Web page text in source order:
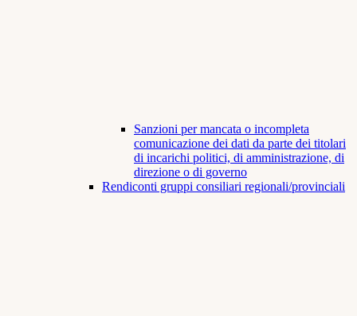
Sanzioni per mancata o incompleta
comunicazione dei dati da parte dei titolari
di incarichi politici, di amministrazione, di
direzione o di governo
Rendiconti gruppi consiliari regionali/provinciali